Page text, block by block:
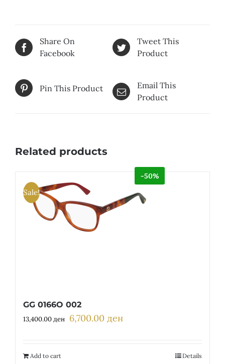
Share On
Facebook
Tweet This
Product
Pin This Product
Email This
Product
Related products
Sale!
-50%
GG 0166O 002
13,400.00ден Original
6,700.00 денCurrent
Add to cart Details